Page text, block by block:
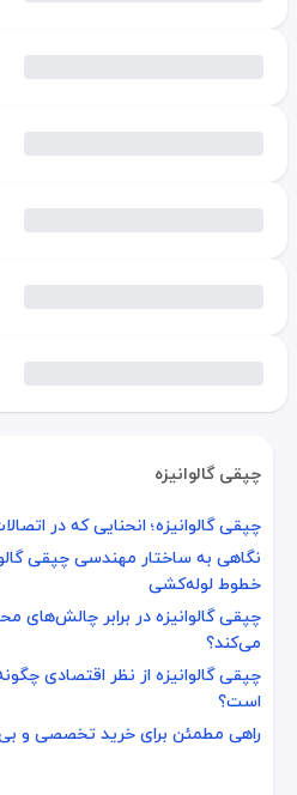
چپقی گالوانیزه
چپقی گالوانیزه؛ انحنایی که در
نگاهی به ساختار مهندسی چپقی
چپقی گالوانیزه در برابر
چپقی گالوانیزه از نظر اقتصادی
راهی مطمئن برای خرید تخصصی و
چپقی گالوانیزه؛
چپقی گالوانیزه؛ انحنایی که در
نگاهی به ساختار مهندسی چپقی
خطوط لوله‌کشی
چپقی گالوانیزه در برابر
می‌کند؟
چپقی گالوانیزه از نظر اقتصادی
است؟
راهی مطمئن برای خرید تخصصی و